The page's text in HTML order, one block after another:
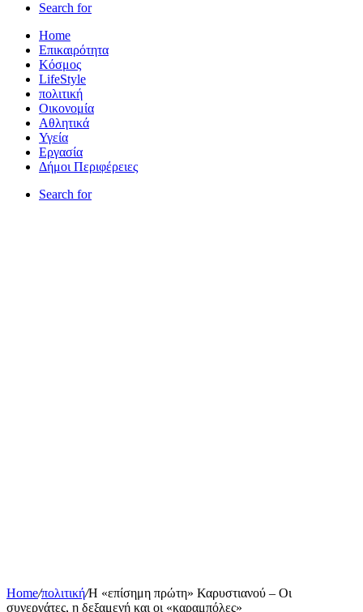
Search for
Home
Επικαιρότητα
Κόσμος
LifeStyle
πολιτική
Οικονομία
Αθλητικά
Υγεία
Εργασία
Δήμοι Περιφέρειες
Search for
Home/πολιτική/Η «επίσημη πρώτη» Καρυστιανού – Οι
συνεργάτες, η δεξαμενή και οι «καραμπόλες»